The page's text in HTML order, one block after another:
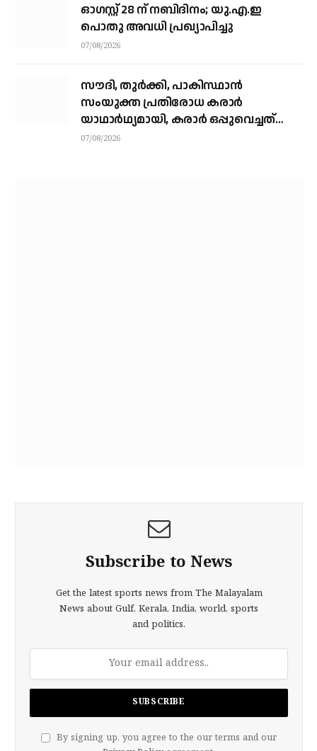
ഓഗസ്റ്റ് 28 ന് നബിദിനം; യു.എ.ഇ
പൊതു അവധി പ്രഖ്യാപിച്ചു
07/08/2026
സൗദി, തുര്‍ക്കി, പാകിസ്ഥാന്‍
സംയുക്ത പ്രതിരോധ കരാര്‍
യാഥാര്‍ഥ്യമായി, കരാര്‍ ഒപ്പുവെച്ചത്
വിശുദ്ധ ഹറമിന്റെ ചാരത്ത്
07/08/2026
Subscribe to News
Get the latest sports news from The Malayalam
News about Gulf, Kerala, India, world, sports
and politics.
By signing up, you agree to the our terms and our